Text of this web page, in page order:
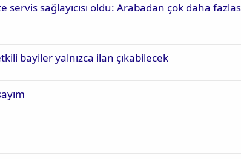
sağlayıcısı oldu: Arabadan çok daha
bayiler yalnızca ilan çıkabilecek